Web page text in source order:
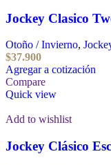
Jockey Clasico
Otoño / Invierno,
$37.900
Agregar a cotización
Compare
Quick view
Add to wishlist
Jockey Clásico